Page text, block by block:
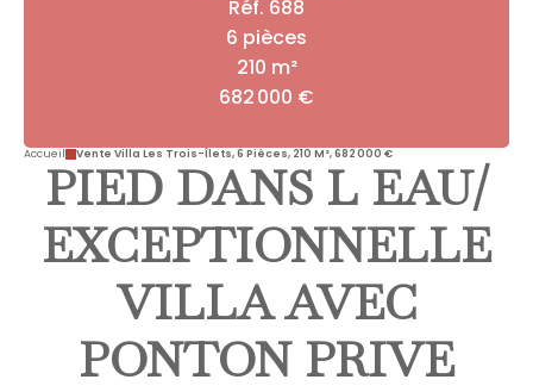
Réf. 688
6 pièces
210 m²
682 000 €
Accueil Vente Villa Les Trois-Îlets, 6 Pièces, 210 M², 682 000 €
PIED DANS L EAU/
EXCEPTIONNELLE
VILLA AVEC
PONTON PRIVE